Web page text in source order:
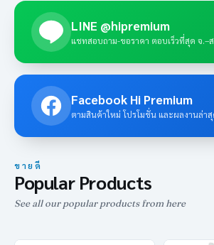
LINE @hipremium
แชทสอบถาม-ขอราคา ตอบเร็วที่สุด จ.–
Facebook Hi Premium
ตามสินค้าใหม่ โปรโมชั่น และผลงานล่าสุ
ขายดี
Popular Products
See all our popular products from here